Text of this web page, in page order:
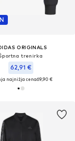
ORIGINALS
trenirka
62,91 €
najnižja cena69,90 €